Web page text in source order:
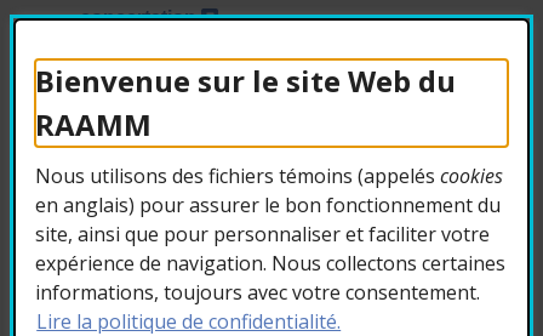
Bienvenue sur le site Web du
RAAMM
Nous utilisons des fichiers témoins (appeléscookies
en anglais) pour assurer le bon fonctionnement du
site, ainsi que pour personnaliser et faciliter votre
expérience de navigation. Nous collectons certaines
informations, toujours avec votre consentement.
Lire la politique de confidentialité.
concertation
- Cet hyperlien s'ouvrira dans
7. COPHAN-OFFRE
D’EMPLOI –
Responsable de
dossiers
La Confédération des organismes de
personnes handicapées du Québec
(COPHAN) est à la recherche d’un ou d’une
responsable de dossiers.